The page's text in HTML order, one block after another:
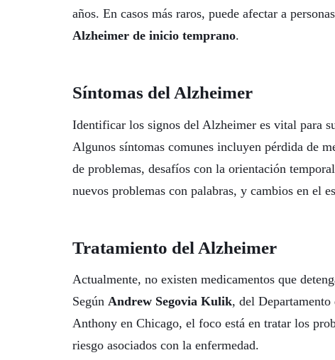
años. En casos más raros, puede afectar a
Alzheimer de inicio temprano.
Síntomas del Alzheimer
Identificar los signos del Alzheimer es vital para
Algunos síntomas comunes incluyen pérdida de
de problemas, desafíos con la orientación
nuevos problemas con palabras, y cambios en el
Tratamiento del Alzheimer
Actualmente, no existen medicamentos que
Según Andrew Segovia Kulik, del
Anthony en Chicago, el foco está en tratar los
riesgo asociados con la enfermedad.